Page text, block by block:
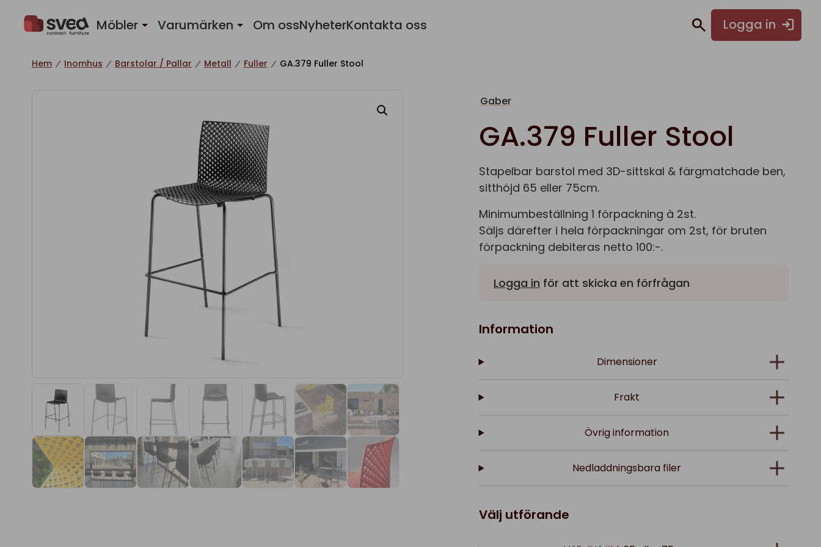
Möbler Varumärken Om ossNyheterKontakta oss Logga in
Hem Inomhus Barstolar / Pallar Metall Fuller GA.379 Fuller Stool
Gaber
GA.379 Fuller Stool
Stapelbar barstol med 3D-sittskal & färgmatchade ben,
sitthöjd 65 eller 75cm.
Minimumbeställning 1 förpackning à 2st.
Säljs därefter i hela förpackningar om 2st, för bruten
förpackning debiteras netto 100:-.
Logga in för att skicka en förfrågan
Information
Dimensioner
Frakt
Övrig information
Nedladdningsbara filer
Välj utförande